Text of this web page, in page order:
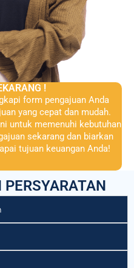
!
form pengajuan Anda
yang cepat dan mudah.
untuk memenuhi kebutuhan
sekarang dan biarkan
tujuan keuangan Anda!